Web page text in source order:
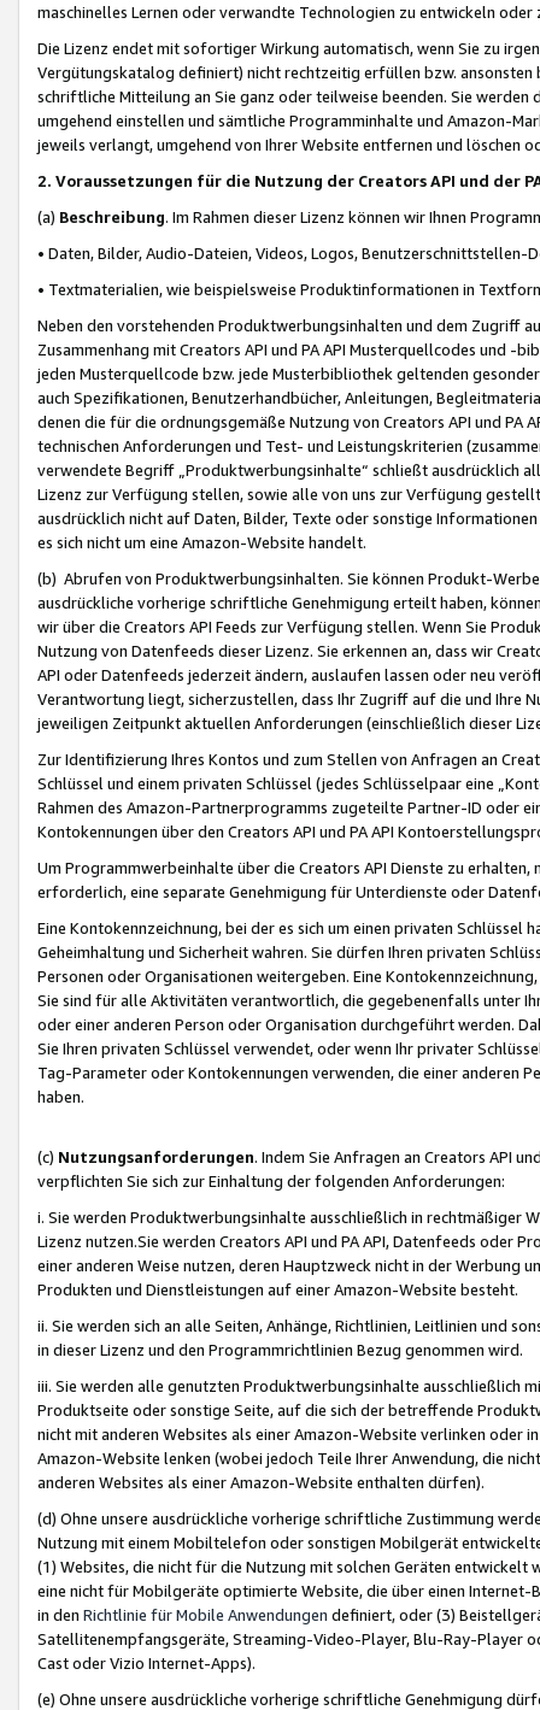
maschinelles Lernen oder verwandte Technologien zu entwickeln
Die Lizenz endet mit sofortiger Wirkung automatisch, wenn Sie zu
Vergütungskatalog definiert) nicht rechtzeitig erfüllen bzw. ansonsten
schriftliche Mitteilung an Sie ganz oder teilweise beenden. Sie werden
umgehend einstellen und sämtliche Programminhalte und Amazon-
jeweils verlangt, umgehend von Ihrer Website entfernen und löschen
2. Voraussetzungen für die Nutzung der Creators API und der
(a) Beschreibung. Im Rahmen dieser Lizenz können wir Ihnen
• Daten, Bilder, Audio-Dateien, Videos, Logos, Benutzerschnittstellen-
• Textmaterialien, wie beispielsweise Produktinformationen in
Neben den vorstehenden Produktwerbungsinhalten und dem Zugriff
Zusammenhang mit Creators API und PA API Musterquellcodes und
jeden Musterquellcode bzw. jede Musterbibliothek geltenden
auch Spezifikationen, Benutzerhandbücher, Anleitungen,
denen die für die ordnungsgemäße Nutzung von Creators API und PA
technischen Anforderungen und Test- und Leistungskriterien
verwendete Begriff „Produktwerbungsinhalte“ schließt ausdrücklich
Lizenz zur Verfügung stellen, sowie alle von uns zur Verfügung
ausdrücklich nicht auf Daten, Bilder, Texte oder sonstige
es sich nicht um eine Amazon-Website handelt.
(b) Abrufen von Produktwerbungsinhalten. Sie können Produkt-
ausdrückliche vorherige schriftliche Genehmigung erteilt haben,
wir über die Creators API Feeds zur Verfügung stellen. Wenn Sie
Nutzung von Datenfeeds dieser Lizenz. Sie erkennen an, dass wir
API oder Datenfeeds jederzeit ändern, auslaufen lassen oder neu
Verantwortung liegt, sicherzustellen, dass Ihr Zugriff auf die und Ihre
jeweiligen Zeitpunkt aktuellen Anforderungen (einschließlich dieser
Zur Identifizierung Ihres Kontos und zum Stellen von Anfragen an
Schlüssel und einem privaten Schlüssel (jedes Schlüsselpaar eine
Rahmen des Amazon-Partnerprogramms zugeteilte Partner-ID oder
Kontokennungen über den Creators API und PA API
Um Programmwerbeinhalte über die Creators API Dienste zu
erforderlich, eine separate Genehmigung für Unterdienste oder
Eine Kontokennzeichnung, bei der es sich um einen privaten
Geheimhaltung und Sicherheit wahren. Sie dürfen Ihren privaten
Personen oder Organisationen weitergeben. Eine
Sie sind für alle Aktivitäten verantwortlich, die gegebenenfalls unter
oder einer anderen Person oder Organisation durchgeführt werden.
Sie Ihren privaten Schlüssel verwendet, oder wenn Ihr privater
Tag-Parameter oder Kontokennungen verwenden, die einer anderen
haben.
(c) Nutzungsanforderungen. Indem Sie Anfragen an Creators API
verpflichten Sie sich zur Einhaltung der folgenden Anforderungen:
i. Sie werden Produktwerbungsinhalte ausschließlich in rechtmäßiger
Lizenz nutzen.Sie werden Creators API und PA API, Datenfeeds oder
einer anderen Weise nutzen, deren Hauptzweck nicht in der Werbung
Produkten und Dienstleistungen auf einer Amazon-Website besteht.
ii. Sie werden sich an alle Seiten, Anhänge, Richtlinien, Leitlinien und
in dieser Lizenz und den Programmrichtlinien Bezug genommen wird.
iii. Sie werden alle genutzten Produktwerbungsinhalte ausschließlich
Produktseite oder sonstige Seite, auf die sich der betreffende
nicht mit anderen Websites als einer Amazon-Website verlinken oder
Amazon-Website lenken (wobei jedoch Teile Ihrer Anwendung, die
anderen Websites als einer Amazon-Website enthalten dürfen).
(d) Ohne unsere ausdrückliche vorherige schriftliche Zustimmung
Nutzung mit einem Mobiltelefon oder sonstigen Mobilgerät
(1) Websites, die nicht für die Nutzung mit solchen Geräten
eine nicht für Mobilgeräte optimierte Website, die über einen
in den Richtlinie für Mobile Anwendungen definiert, oder (3)
Satellitenempfangsgeräte, Streaming-Video-Player, Blu-Ray-Player
Cast oder Vizio Internet-Apps).
(e) Ohne unsere ausdrückliche vorherige schriftliche Genehmigung